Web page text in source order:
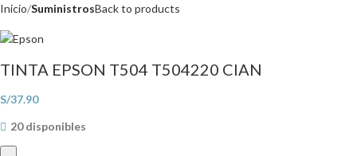
Inicio SuministrosBack to products
TINTA EPSON T504 T504220 CIAN
S/37.90
20 disponibles